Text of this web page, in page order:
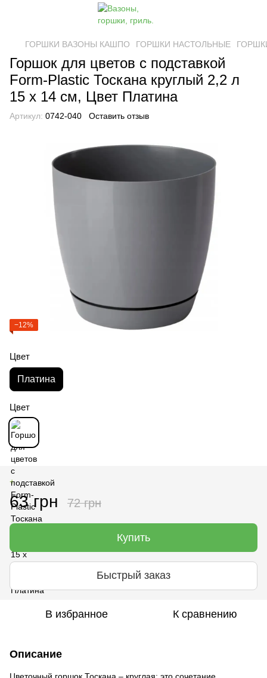
ГОРШКИ ВАЗОНЫ КАШПО ГОРШКИ НАСТОЛЬНЫЕ
Горшок для цветов с подставкой
Form-Plastic Тоскана круглый 2,2 л
15 х 14 см, Цвет Платина
Артикул: 0742-040 Оставить отзыв
−12%
Цвет
Платина
Цвет
+
63 грн 72 грн
Купить
Быстрый заказ
В избранное К сравнению
Описание
Цветочный горшок Тоскана – круглая: это сочетание